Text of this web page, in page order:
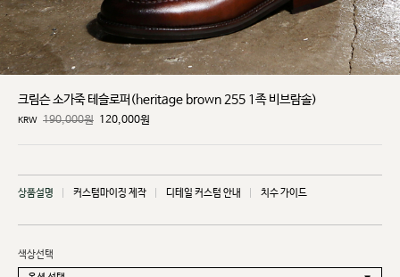
크림슨 소가죽 테슬로퍼(heritage brown 255 1족 비브람솔)
KRW 190,000원 120,000원
상품설명 커스텀마이징 제작 디테일 커스텀 안내 치수 가이드
색상선택